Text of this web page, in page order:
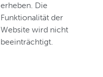
erheben. Die
Funktionalität der
Website wird nicht
beeinträchtigt.